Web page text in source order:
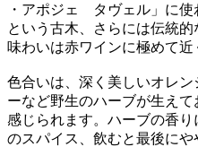
・アポジェ タヴェル」に使
という古木、さらには伝統
味わいは赤ワインに極めて近
色合いは、深く美しいオレ
ーなど野生のハーブが生え
感じられます。ハーブの香
のスパイス、飲むと最後に